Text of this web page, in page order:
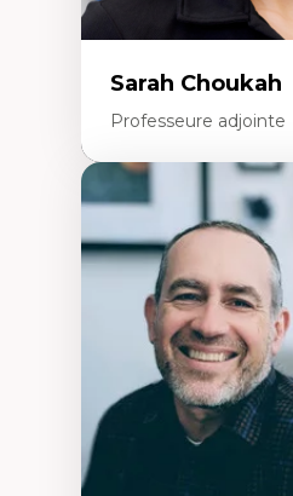
Sarah Choukah
Professeure adjointe
Expertises
Démocratisation des
technologies et
Données ouvertes
Bioart,
créatives
Histoire sociale et
technologies
Résistances et droits
Internet des objets
Métavers
Problématiques
artificielle,
Féminismes et